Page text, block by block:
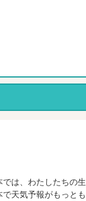
は、わたしたちの
天気予報がもっと